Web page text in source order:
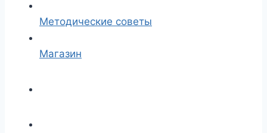
Методические советы
Магазин